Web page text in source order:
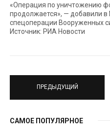
«Операция по уничтожению
продолжается», — добавили
спецоперации Вооруженных
Источник: РИА Новости
ПРЕДЫДУЩИЙ
САМОЕ ПОПУЛЯРНОЕ